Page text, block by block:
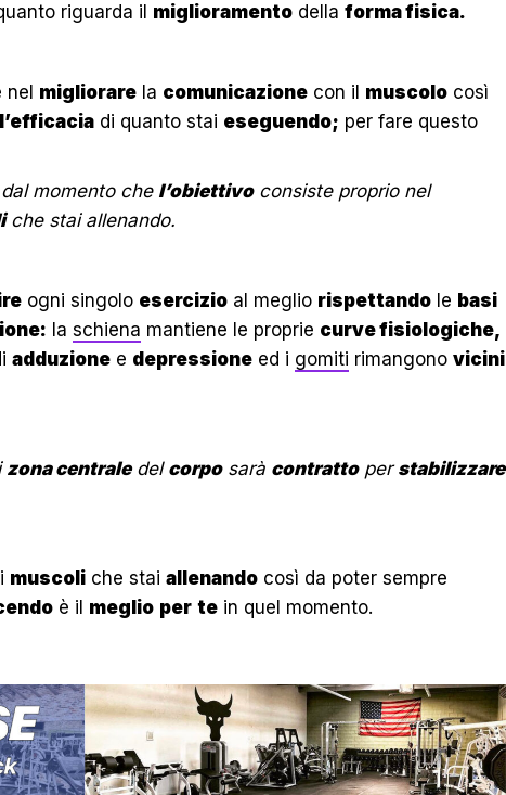
riguarda il miglioramento della forma fisica.
migliorare la comunicazione con il muscolo così
di quanto stai eseguendo; per fare questo
momento che l’obiettivoconsiste proprio nel
che stai allenando.
ogni singolo esercizio al meglio rispettando le basi
la schiena mantiene le proprie curve fisiologiche,
adduzione e depressione ed i gomiti rimangono vicini
zona centraledel corposarà contrattoperstabilizzare
i muscoli che stai allenando così da poter sempre
è il meglio per te in quel momento.